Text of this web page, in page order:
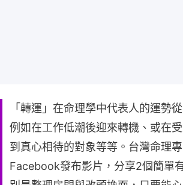
「轉運」在命理學中代表人的運勢
例如在工作低潮後迎來轉機、或在
到真心相待的對象等等。台灣命理
Facebook發布影片，分享2個簡單